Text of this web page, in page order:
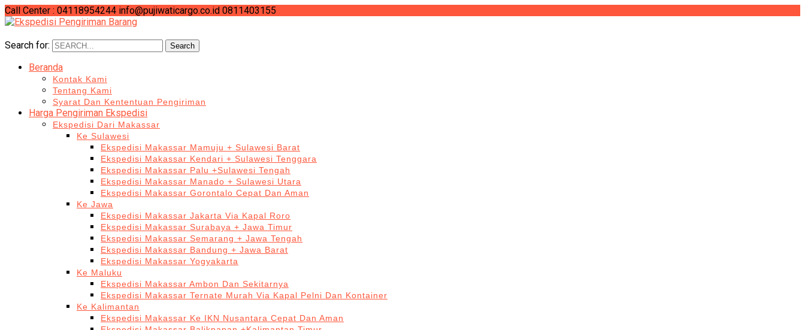
Call Center : 04118954244 info@pujiwaticargo.co.id 0811403155
Search for: Search
Beranda
Kontak Kami
Tentang Kami
Syarat Dan Kententuan Pengiriman
Harga Pengiriman Ekspedisi
Ekspedisi Dari Makassar
Ke Sulawesi
Ekspedisi Makassar Mamuju + Sulawesi Barat
Ekspedisi Makassar Kendari + Sulawesi Tenggara
Ekspedisi Makassar Palu +Sulawesi Tengah
Ekspedisi Makassar Manado + Sulawesi Utara
Ekspedisi Makassar Gorontalo Cepat Dan Aman
Ke Jawa
Ekspedisi Makassar Jakarta Via Kapal Roro
Ekspedisi Makassar Surabaya + Jawa Timur
Ekspedisi Makassar Semarang + Jawa Tengah
Ekspedisi Makassar Bandung + Jawa Barat
Ekspedisi Makassar Yogyakarta
Ke Maluku
Ekspedisi Makassar Ambon Dan Sekitarnya
Ekspedisi Makassar Ternate Murah Via Kapal Pelni Dan Kontainer
Ke Kalimantan
Ekspedisi Makassar Ke IKN Nusantara Cepat Dan Aman